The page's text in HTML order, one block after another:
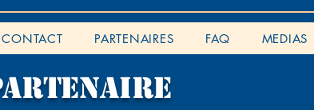
CONTACT PARTENAIRES FAQ MEDIAS